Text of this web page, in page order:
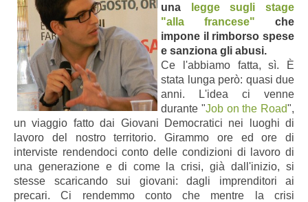
una
legge sugli stage
"alla francese" che
impone il rimborso spese
e sanziona gli abusi.
Ce l'abbiamo fatta, sì. È
stata lunga però: quasi due
anni. L'idea ci venne
durante "Job on the Road",
un viaggio fatto dai Giovani Democratici nei luoghi di
lavoro del nostro territorio. Girammo ore ed ore di
interviste rendendoci conto delle condizioni di lavoro di
una generazione e di come la crisi, già dall'inizio, si
stesse scaricando sui giovani: dagli imprenditori ai
precari. Ci rendemmo conto che mentre la crisi